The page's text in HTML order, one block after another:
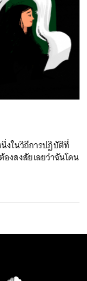
งในวิถีการปฏิบัติที่
งสงสัยเลยว่าฉันโดน